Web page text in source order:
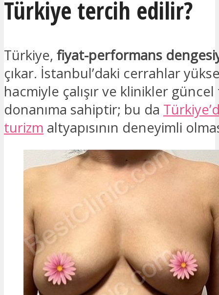
Türkiye tercih edilir?
Türkiye, fiyat-performans
çıkar. İstanbul’daki cerrahlar
hacmiyle çalışır ve klinikler
donanıma sahiptir; bu da
turizm altyapısının deneyimli